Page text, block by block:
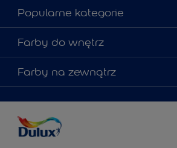
Materiały marketingowe
Mapa strony
Kontakt
Zgodność kolorów
Popularne kategorie
Kolory farb
Porady ekspertów
Zainspiruj się
Znajdź sklep
Farby do wnętrz
Farby do ścian
Farby uniwersalne
Podkłady i grunty
Testery farb
Farby do sufitów
Farby na zewnątrz
Farby uniwersalne
Podkłady i grunty